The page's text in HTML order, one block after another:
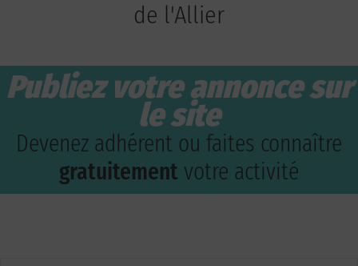
de l'Allier
Publiez votre annonce sur
le site
Devenez adhérent ou faites connaître
gratuitement votre activité